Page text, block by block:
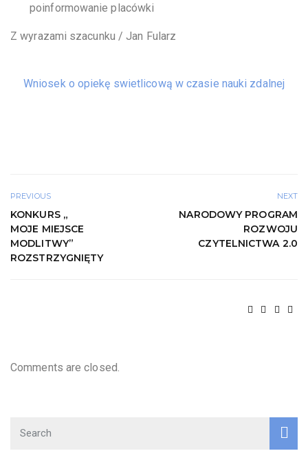
poinformowanie placówki
Z wyrazami szacunku / Jan Fularz
Wniosek o opiekę swietlicową w czasie nauki zdalnej
PREVIOUS
KONKURS „
MOJE MIEJSCE
MODLITWY”
ROZSTRZYGNIĘTY
NEXT
NARODOWY PROGRAM
ROZWOJU
CZYTELNICTWA 2.0
Comments are closed.